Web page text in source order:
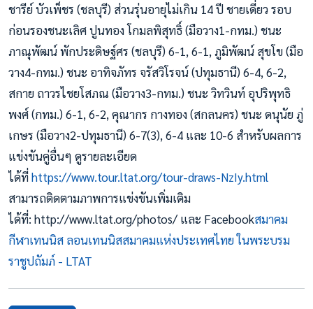
ชารีย์ บัวเพ็ชร (ชลบุรี) ส่วนรุ่นอายุไม่เกิน 14 ปี ชายเดี่ยว รอบ
ก่อนรองชนะเลิศ ปูนทอง โกมลพิสุทธิ์ (มือวาง1-กทม.) ชนะ
ภาณุพัฒน์ พักประดิษฐ์ศร (ชลบุรี) 6-1, 6-1, ภูมิพัฒน์ สุขโข (มือ
วาง4-กทม.) ชนะ อาทิจภัทร จรัสวิโรจน์ (ปทุมธานี) 6-4, 6-2,
สกาย ถาวรไชยโสภณ (มือวาง3-กทม.) ชนะ วิทวินท์ อุปริพุทธิ
พงศ์ (กทม.) 6-1, 6-2, คุณากร กางทอง (สกลนคร) ชนะ ดนุนัย ภู่
เกษร (มือวาง2-ปทุมธานี) 6-7(3), 6-4 และ 10-6 สำหรับผลการ
แข่งขันคู่อื่นๆ ดูรายละเอียด
ได้ที่https://www.tour.ltat.org/tour-draws-NzIy.html
สามารถติดตามภาพการแข่งขันเพิ่มเติม
ได้ที่: http://www.ltat.org/photos/ และ Facebookสมาคม
กีฬาเทนนิส ลอนเทนนิสสมาคมแห่งประเทศไทย ในพระบรม
ราชูปถัมภ์ - LTAT